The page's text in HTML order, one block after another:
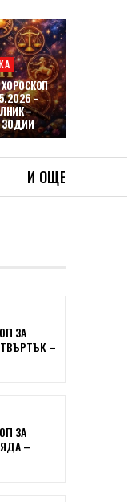
–
–
ЗОДИИ
И ОЩЕ
ЗА
–
ЗА
–